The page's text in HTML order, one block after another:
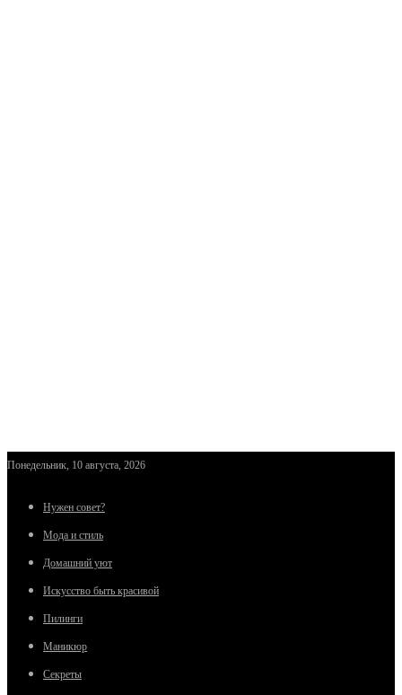
Понедельник, 10 августа, 2026
Нужен совет?
Мода и стиль
Домашний уют
Искусство быть красивой
Пилинги
Маникюр
Секреты